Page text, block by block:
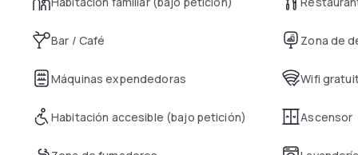
Bar / Café Zona de
Máquinas expendedoras Wifi
Habitación accesible (bajo petición) Ascensor